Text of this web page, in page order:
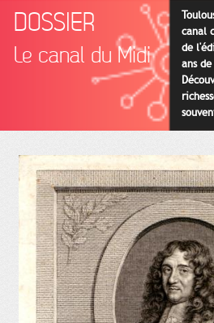
DOSSIER
Le canal du Midi
canal
de
ans